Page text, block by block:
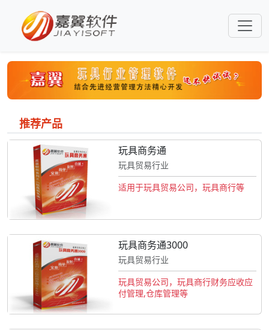
推荐产品
玩具商务通
玩具贸易行业
适用于玩具贸易公司，玩具商行等
玩具商务通3000
玩具贸易行业
玩具贸易公司，玩具商行财务应收应
付管理,仓库管理等